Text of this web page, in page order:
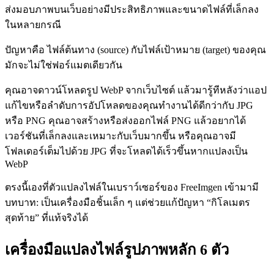
ส่งมอบภาพบนเว็บอย่างมีประสิทธิภาพและขนาดไฟล์ที่เล็กลง
ในหลายกรณี
ปัญหาคือ ไฟล์ต้นทาง (source) กับไฟล์เป้าหมาย (target) ของคุณ
มักจะไม่ใช่ฟอร์แมตเดียวกัน
คุณอาจดาวน์โหลดรูป WebP จากเว็บไซต์ แล้วมารู้ทีหลังว่าแอป
แก้ไขหรือลำดับการอัปโหลดของคุณทำงานได้ดีกว่ากับ JPG
หรือ PNG คุณอาจสร้างหรือส่งออกไฟล์ PNG แล้วอยากได้
เวอร์ชันที่เล็กลงและเหมาะกับเว็บมากขึ้น หรือคุณอาจมี
โฟลเดอร์เต็มไปด้วย JPG ที่จะโหลดได้เร็วขึ้นหากแปลงเป็น
WebP
ตรงนี้เองที่ตัวแปลงไฟล์ในเบราว์เซอร์ของ FreeImgen เข้ามามี
บทบาท: เป็นเครื่องมือชิ้นเล็ก ๆ แต่ช่วยแก้ปัญหา “กิโลเมตร
สุดท้าย” ที่แท้จริงได้
เครื่องมือแปลงไฟล์รูปภาพหลัก 6 ตัว